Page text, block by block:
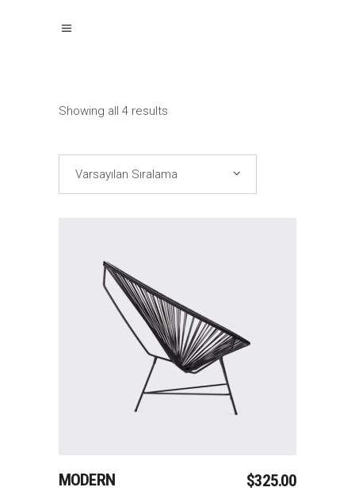
Showing all 4 results
Varsayılan Sıralama
Sepete Ekle
MODERN $325.00